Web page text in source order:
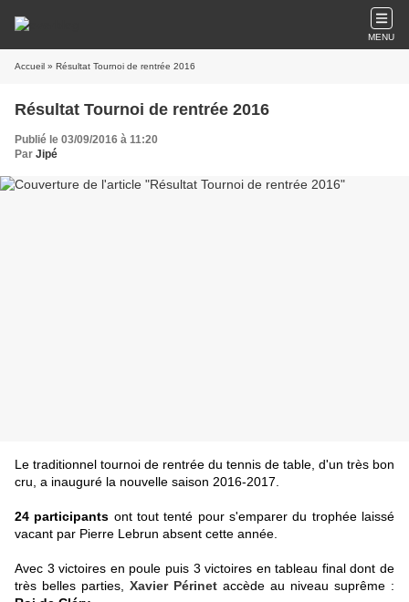
MENU
Accueil » Résultat Tournoi de rentrée 2016
Résultat Tournoi de rentrée 2016
Publié le 03/09/2016 à 11:20
Par Jipé
Le traditionnel tournoi de rentrée du tennis de table, d'un très bon
cru, a inauguré la nouvelle saison 2016-2017.
24 participants ont tout tenté pour s'emparer du trophée laissé
vacant par Pierre Lebrun absent cette année.
Avec 3 victoires en poule puis 3 victoires en tableau final dont de
très belles parties, Xavier Périnet accède au niveau suprême :